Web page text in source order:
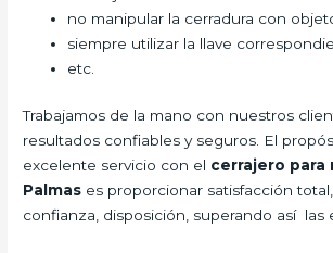
no manipular la cerradura con
siempre utilizar la llave
etc.
Trabajamos de la mano con nuestros
resultados confiables y seguros. El
excelente servicio con el cerrajero para
Palmas es proporcionar satisfacción
confianza, disposición, superando así las